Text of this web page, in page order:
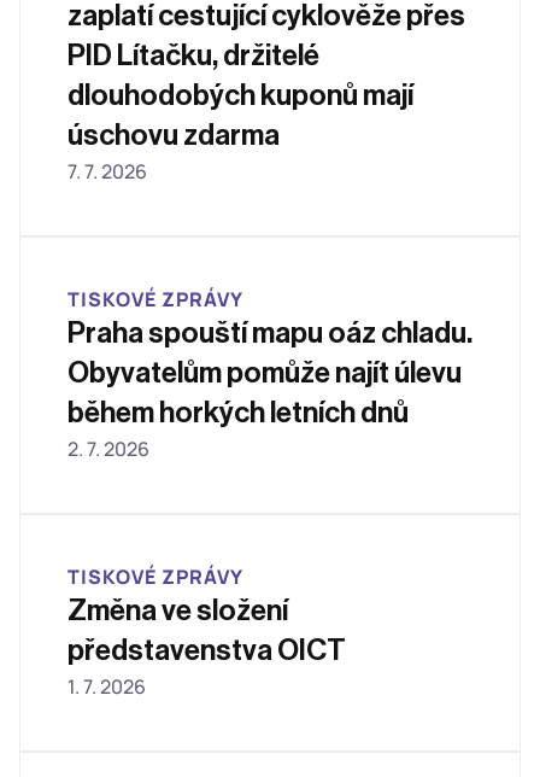
zaplatí cestující cyklověže přes
PID Lítačku, držitelé
dlouhodobých kuponů mají
úschovu zdarma
7. 7. 2026
TISKOVÉ ZPRÁVY
Praha spouští mapu oáz chladu.
Obyvatelům pomůže najít úlevu
během horkých letních dnů
2. 7. 2026
TISKOVÉ ZPRÁVY
Změna ve složení
představenstva OICT
1. 7. 2026